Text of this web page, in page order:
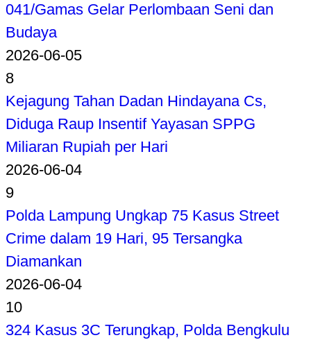
041/Gamas Gelar Perlombaan Seni dan
Budaya
2026-06-05
8
Kejagung Tahan Dadan Hindayana Cs,
Diduga Raup Insentif Yayasan SPPG
Miliaran Rupiah per Hari
2026-06-04
9
Polda Lampung Ungkap 75 Kasus Street
Crime dalam 19 Hari, 95 Tersangka
Diamankan
2026-06-04
10
324 Kasus 3C Terungkap, Polda Bengkulu